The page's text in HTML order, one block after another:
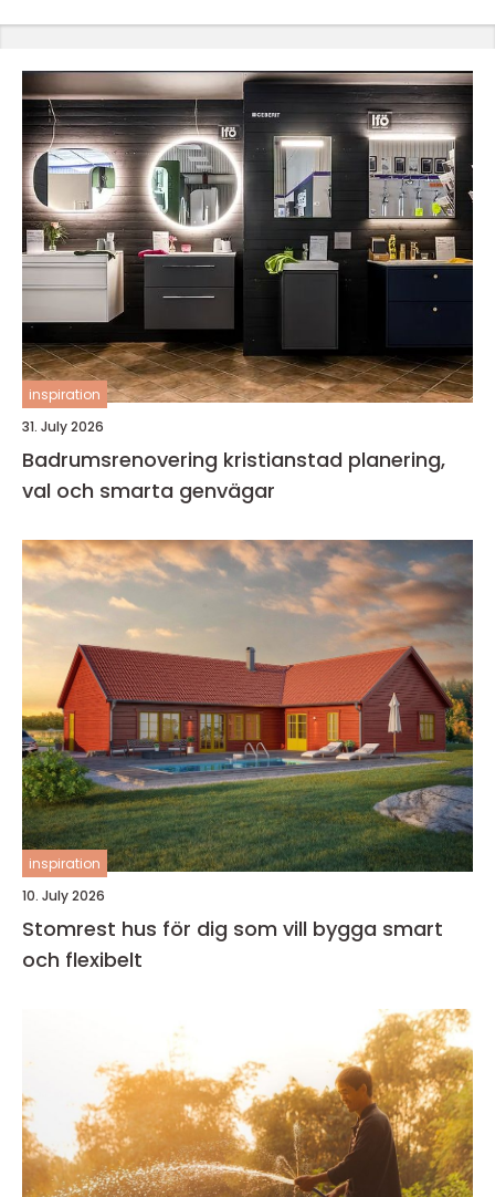
inspiration
31. July 2026
Badrumsrenovering kristianstad planering,
val och smarta genvägar
inspiration
10. July 2026
Stomrest hus för dig som vill bygga smart
och flexibelt